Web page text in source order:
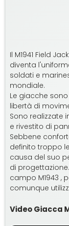
Il M1941 Field
diventa
soldati e
mondiale.
Le giacche
libertà di
Sono realizzate
e rivestito di
Sebbene
definito troppo
causa del suo
di
campo M1943 ,
comunque
Video Giacca